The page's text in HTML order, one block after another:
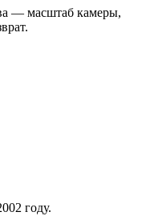
— масштаб камеры,
году.